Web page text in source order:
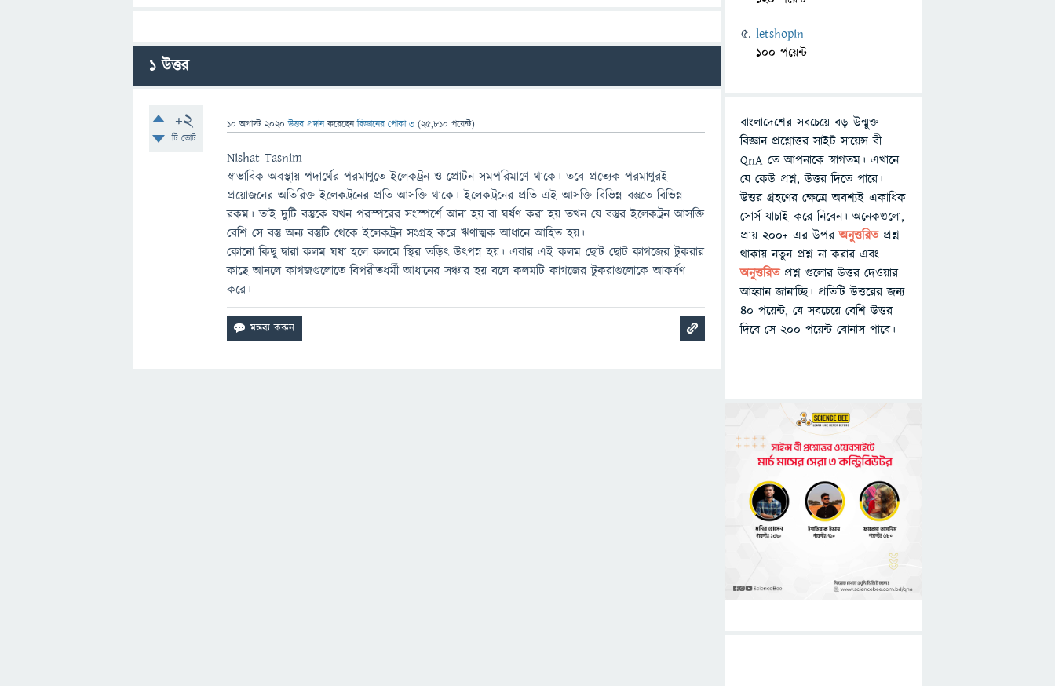
1উত্তর
+2
টি ভোট
10 অগাস্ট 2020 উত্তর প্রদান করেছেনবিজ্ঞানের পোকা ৩ (25,810 পয়েন্ট)
Nishat Tasnim
স্বাভাবিক অবস্থায় পদার্থের পরমাণুতে ইলেকট্রন ও প্রোটন সমপরিমাণে থাকে। তবে প্রত্যেক পরমাণুরই
প্রয়োজনের অতিরিক্ত ইলেকট্রনের প্রতি আসক্তি থাকে। ইলেকট্রনের প্রতি এই আসক্তি বিভিন্ন বস্তুতে বিভিন্ন
রকম। তাই দুটি বস্তুকে যখন পরস্পরের সংস্পর্শে আনা হয় বা ঘর্ষণ করা হয় তখন যে বস্তুর ইলেকট্রন আসক্তি
বেশি সে বস্তু অন্য বস্তুটি থেকে ইলেকট্রন সংগ্রহ করে ঋণাত্মক আধানে আহিত হয়।
কোনো কিছু দ্বারা কলম ঘষা হলে কলমে স্থির তড়িৎ উৎপন্ন হয়। এবার এই কলম ছোট ছোট কাগজের টুকরার
কাছে আনলে কাগজগুলোতে বিপরীতধর্মী আধানের সঞ্চার হয় বলে কলমটি কাগজের টুকরাগুলোকে আকর্ষণ
করে।
letshopin
100 পয়েন্ট
বাংলাদেশের সবচেয়ে বড় উন্মুক্ত
বিজ্ঞান প্রশ্নোত্তর সাইট সায়েন্স বী
QnA তে আপনাকে স্বাগতম। এখানে
যে কেউ প্রশ্ন, উত্তর দিতে পারে।
উত্তর গ্রহণের ক্ষেত্রে অবশ্যই একাধিক
সোর্স যাচাই করে নিবেন। অনেকগুলো,
প্রায় ২০০+ এর উপরঅনুত্তরিতপ্রশ্ন
থাকায় নতুন প্রশ্ন না করার এবং
অনুত্তরিত প্রশ্ন গুলোর উত্তর দেওয়ার
আহ্বান জানাচ্ছি। প্রতিটি উত্তরের জন্য
৪০ পয়েন্ট, যে সবচেয়ে বেশি উত্তর
দিবে সে ২০০ পয়েন্ট বোনাস পাবে।